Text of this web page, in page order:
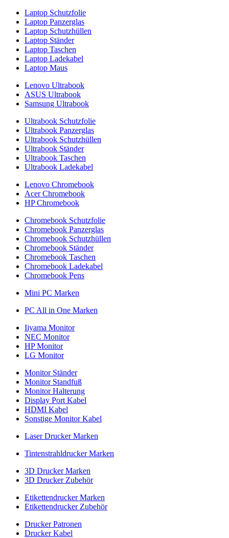
Laptop Schutzfolie
Laptop Panzerglas
Laptop Schutzhüllen
Laptop Ständer
Laptop Taschen
Laptop Ladekabel
Laptop Maus
Lenovo Ultrabook
ASUS Ultrabook
Samsung Ultrabook
Ultrabook Schutzfolie
Ultrabook Panzerglas
Ultrabook Schutzhüllen
Ultrabook Ständer
Ultrabook Taschen
Ultrabook Ladekabel
Lenovo Chromebook
Acer Chromebook
HP Chromebook
Chromebook Schutzfolie
Chromebook Panzerglas
Chromebook Schutzhüllen
Chromebook Ständer
Chromebook Taschen
Chromebook Ladekabel
Chromebook Pens
Mini PC Marken
PC All in One Marken
Iiyama Monitor
NEC Monitor
HP Monitor
LG Monitor
Monitor Ständer
Monitor Standfuß
Monitor Halterung
Display Port Kabel
HDMI Kabel
Sonstige Monitor Kabel
Laser Drucker Marken
Tintenstrahldrucker Marken
3D Drucker Marken
3D Drucker Zubehör
Etikettendrucker Marken
Etikettendrucker Zubehör
Drucker Patronen
Drucker Kabel